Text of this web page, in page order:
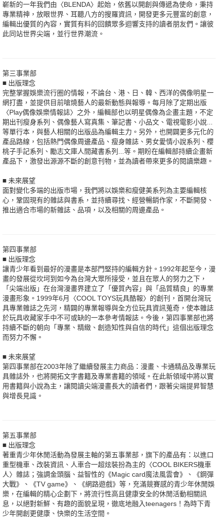
嶄新的一年我們由〈BLENDA〉起始，依舊以開創與傳遞為使命，秉持
專業精神，放眼世界、耳聽八方的搜羅資訊，開發更多元豐富的創意，
編輯出優質的內容，實質有料的回饋眾多迴響支持的讀者朋友們。讓彼
此同站世界尖端，並行世界潮流。
第三事業部
■ 出版理念
完整掌握娛樂流行圈的情報，不論台、港、日、韓、西洋的偶像明星一
網打盡，並提供目前嗆燒藝人的最新動態與報導。每月除了定期出版
〈Play偶像娛樂情報誌〉之外，編輯部也以明星偶像為企畫主題，不定
期出刊瘦身系列、偶像藝人寫真集、筆記書、小品文、電視電影小說...
等單行本，與藝人相關的出版品為編輯主力。另外，也開闢更多元化的
產品路線，包括熱門偶像周邊產品、瘦身雜誌、男女愛情小說系列、櫻
桃子手記系列、勵志文庫人間藏書系列...等。期盼在編輯部持續企畫新
產品下，激發出源源不斷的創意刊物，並為讀者帶來更多的閱讀樂趣。
■ 未來展望
面對變化多端的出版市場，我們將以娛樂和瘦健美系列為主要編輯核
心，鞏固現有的雜誌與書系，並持續尋找、經營暢銷作家，不斷開發、
推出適合市場的新雜誌、品項，以及相關的周邊產品。
第四事業部
■ 出版理念
讓青少年看到最好的漫畫是本部門堅持的編輯方針。1992年起至今，漫
畫的發展從坎坷到如今為台灣大眾所接受，並且在眾人的努力之下，
「尖端出版」在台灣漫畫界建立了「優質內容」與「品質精良」的專業
漫畫形象。1999年6月〈COOL TOYS玩具酷報〉的創刊，首開台灣玩
具專業雜誌之先河，精闢的專業報導與全方位玩具資訊蒐奇，使本雜誌
於玩具收藏家手中不可或缺的一本參考情報誌。今後，第四事業部也將
持續不斷的朝向「專業、精緻、創造知性與自信的時代」這個出版理念
而努力不懈。
■ 未來展望
第四事業部在2003年除了繼續發展主力商品：漫畫、卡通精品及專業玩
具雜誌外，也將開拓文字書籍及專業書籍的領域。在此新領域中將以實
用書籍與小說為主，讓閱讀尖端漫畫長大的讀者們，跟著尖端提昇智慧
與增長見識。
第五事業部
■ 出版理念
著重青少年休閒活動為發展主軸的第五事業部，旗下的產品有：以進口
重型機車、改裝資訊、人車合一超炫裝扮為主的〈COOL BIKERS機車
人〉雜誌；強調金頭腦、益智性的《Magic card魔法風雲會》、《鋼彈
大戰》、《TV game》、《網路遊戲》等，充滿競賽感的青少年休閒娛
樂，在編輯的精心企劃下，將流行性高且健康安全的休閒活動相關訊
息，以絕對新鮮、有趣的面貌呈現，徹底地融入teenagers！為時下青
少年開創更健康、快樂的生活空間。